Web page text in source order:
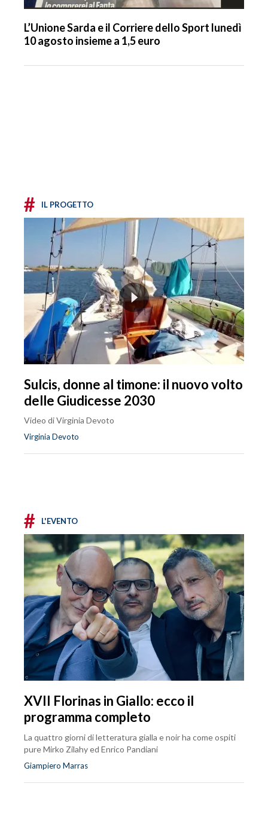
L’Unione Sarda e il Corriere dello Sport lunedì
10 agosto insieme a 1,5 euro
# IL PROGETTO
Sulcis, donne al timone: il nuovo volto
delle Giudicesse 2030
Video di Virginia Devoto
Virginia Devoto
# L'EVENTO
XVII Florinas in Giallo: ecco il
programma completo
La quattro giorni di letteratura gialla e noir ha come ospiti
pure Mirko Zilahy ed Enrico Pandiani
Giampiero Marras